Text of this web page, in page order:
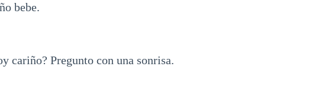
bebe.
cariño? Pregunto con una sonrisa.